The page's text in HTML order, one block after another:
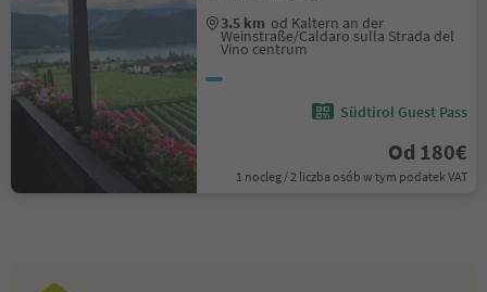
3.5 km od Kaltern an der
Weinstraße/Caldaro sulla Strada del
Vino centrum
Südtirol Guest Pass
Od 180€
1 nocleg / 2 liczba osób w tym podatek VAT